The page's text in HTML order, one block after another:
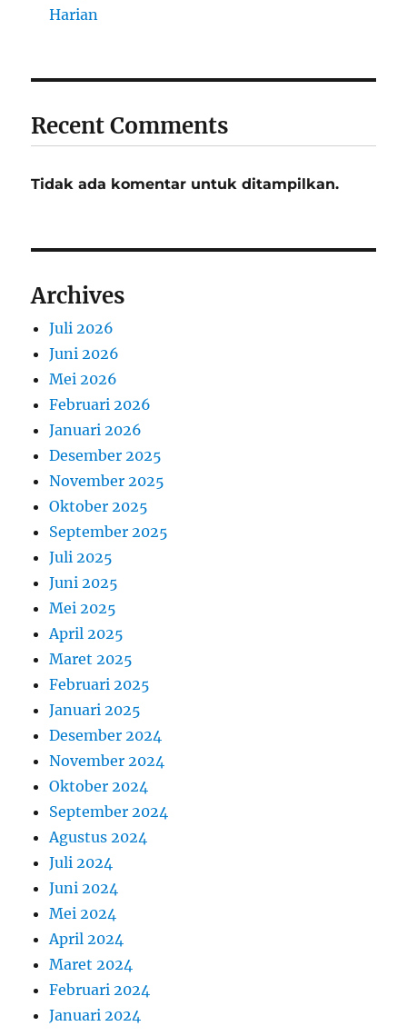
Harian
Recent Comments
Tidak ada komentar untuk ditampilkan.
Archives
Juli 2026
Juni 2026
Mei 2026
Februari 2026
Januari 2026
Desember 2025
November 2025
Oktober 2025
September 2025
Juli 2025
Juni 2025
Mei 2025
April 2025
Maret 2025
Februari 2025
Januari 2025
Desember 2024
November 2024
Oktober 2024
September 2024
Agustus 2024
Juli 2024
Juni 2024
Mei 2024
April 2024
Maret 2024
Februari 2024
Januari 2024